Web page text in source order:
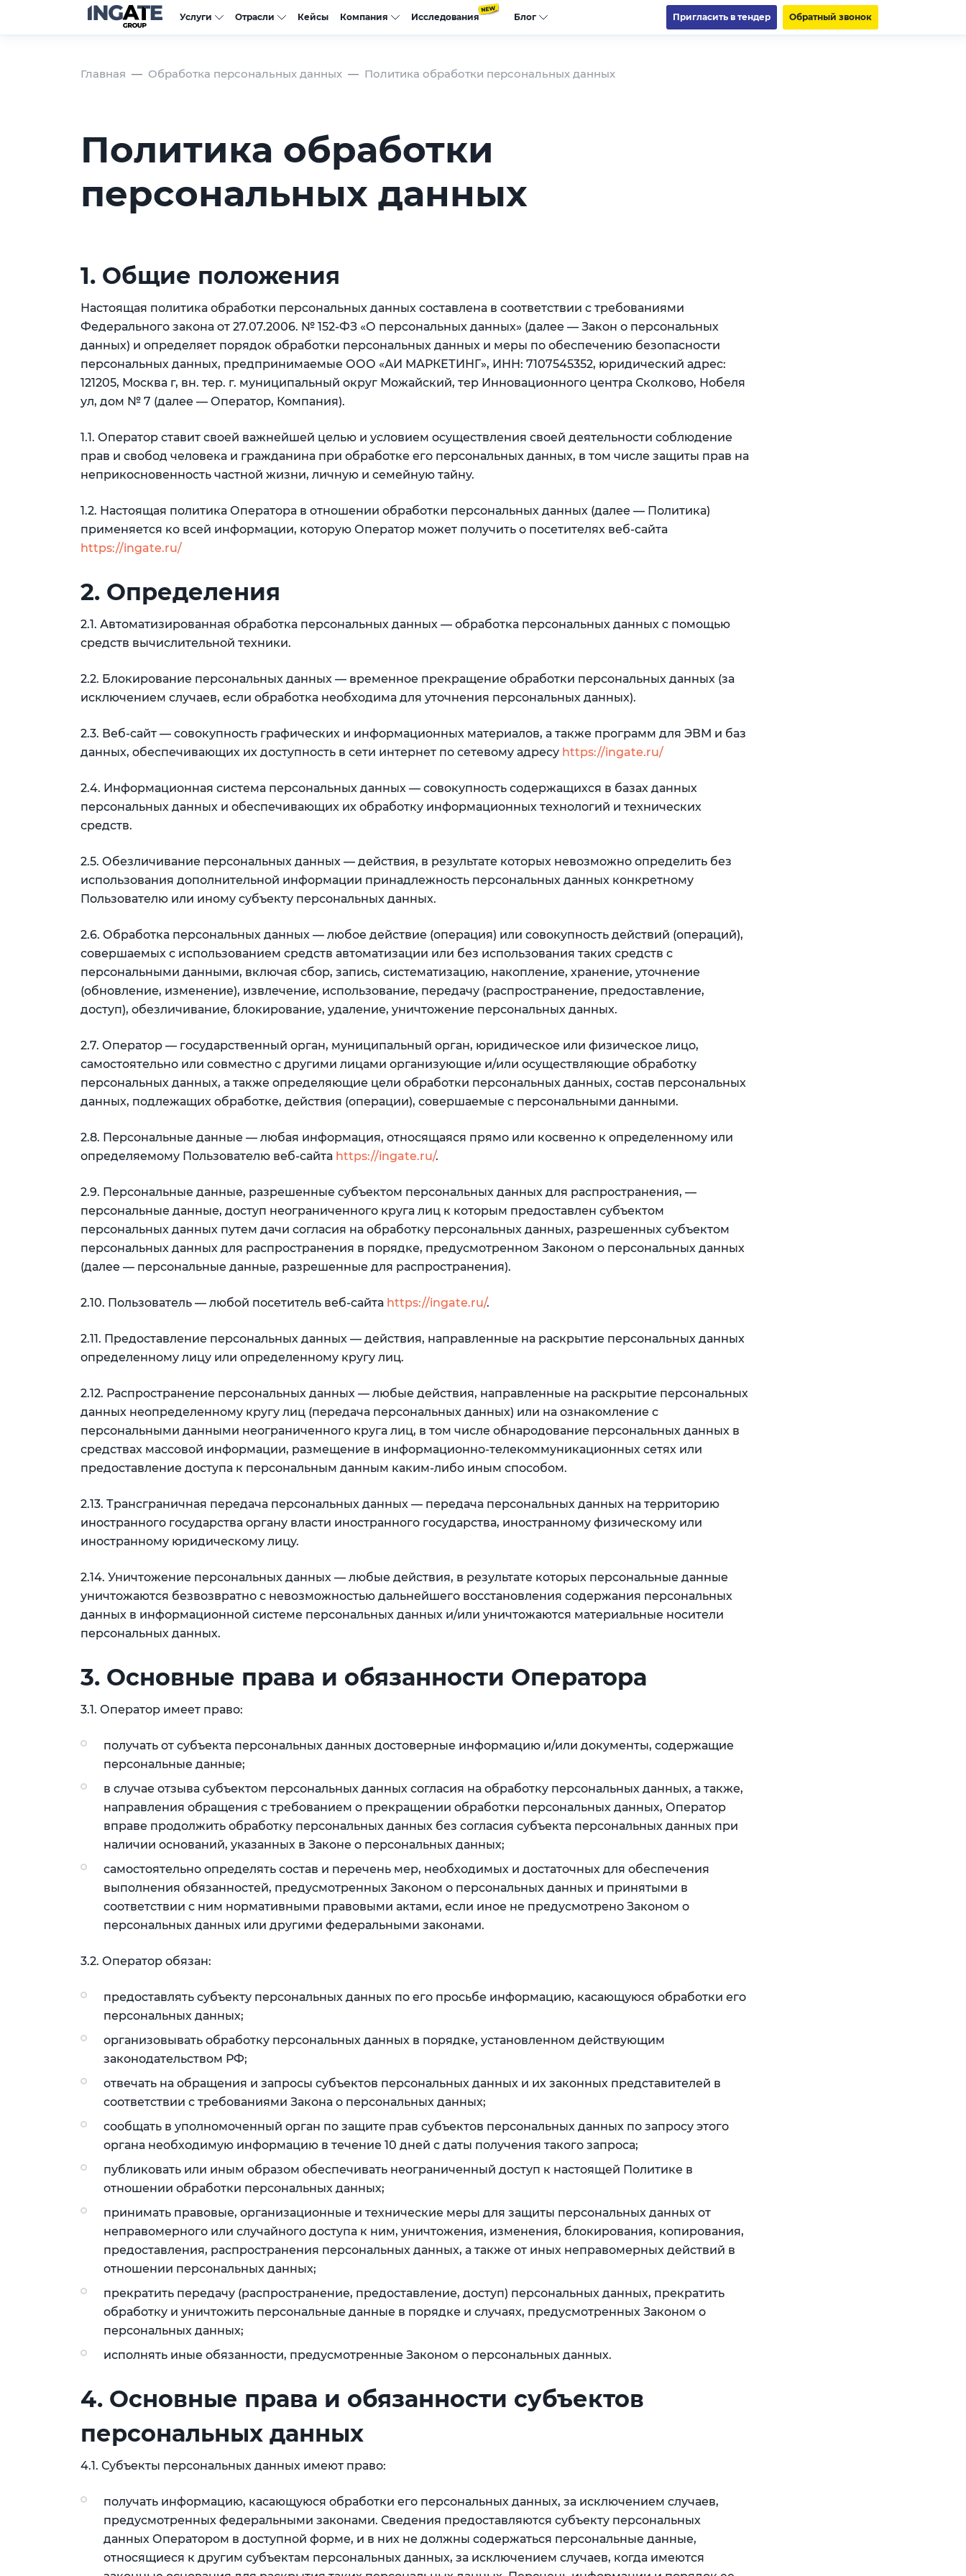
Услуги Отрасли Кейсы Компания Исследования Блог Пригласить в тендер Обратный звонок
Главная Обработка персональных данных Политика обработки персональных данных
Политика обработки
персональных данных
1. Общие положения
Настоящая политика обработки персональных данных составлена в соответствии с требованиями
Федерального закона от 27.07.2006. № 152-ФЗ «О персональных данных» (далее — Закон о персональных
данных) и определяет порядок обработки персональных данных и меры по обеспечению безопасности
персональных данных, предпринимаемые ООО «АИ МАРКЕТИНГ», ИНН: 7107545352, юридический адрес:
121205, Москва г, вн. тер. г. муниципальный округ Можайский, тер Инновационного центра Сколково, Нобеля
ул, дом № 7 (далее — Оператор, Компания).
1.1. Оператор ставит своей важнейшей целью и условием осуществления своей деятельности соблюдение
прав и свобод человека и гражданина при обработке его персональных данных, в том числе защиты прав на
неприкосновенность частной жизни, личную и семейную тайну.
1.2. Настоящая политика Оператора в отношении обработки персональных данных (далее — Политика)
применяется ко всей информации, которую Оператор может получить о посетителях веб-сайта
https://ingate.ru/
2. Определения
2.1. Автоматизированная обработка персональных данных — обработка персональных данных с помощью
средств вычислительной техники.
2.2. Блокирование персональных данных — временное прекращение обработки персональных данных (за
исключением случаев, если обработка необходима для уточнения персональных данных).
2.3. Веб-сайт — совокупность графических и информационных материалов, а также программ для ЭВМ и баз
данных, обеспечивающих их доступность в сети интернет по сетевому адресу https://ingate.ru/
2.4. Информационная система персональных данных — совокупность содержащихся в базах данных
персональных данных и обеспечивающих их обработку информационных технологий и технических
средств.
2.5. Обезличивание персональных данных — действия, в результате которых невозможно определить без
использования дополнительной информации принадлежность персональных данных конкретному
Пользователю или иному субъекту персональных данных.
2.6. Обработка персональных данных — любое действие (операция) или совокупность действий (операций),
совершаемых с использованием средств автоматизации или без использования таких средств с
персональными данными, включая сбор, запись, систематизацию, накопление, хранение, уточнение
(обновление, изменение), извлечение, использование, передачу (распространение, предоставление,
доступ), обезличивание, блокирование, удаление, уничтожение персональных данных.
2.7. Оператор — государственный орган, муниципальный орган, юридическое или физическое лицо,
самостоятельно или совместно с другими лицами организующие и/или осуществляющие обработку
персональных данных, а также определяющие цели обработки персональных данных, состав персональных
данных, подлежащих обработке, действия (операции), совершаемые с персональными данными.
2.8. Персональные данные — любая информация, относящаяся прямо или косвенно к определенному или
определяемому Пользователю веб-сайта https://ingate.ru/.
2.9. Персональные данные, разрешенные субъектом персональных данных для распространения, —
персональные данные, доступ неограниченного круга лиц к которым предоставлен субъектом
персональных данных путем дачи согласия на обработку персональных данных, разрешенных субъектом
персональных данных для распространения в порядке, предусмотренном Законом о персональных данных
(далее — персональные данные, разрешенные для распространения).
2.10. Пользователь — любой посетитель веб-сайта https://ingate.ru/.
2.11. Предоставление персональных данных — действия, направленные на раскрытие персональных данных
определенному лицу или определенному кругу лиц.
2.12. Распространение персональных данных — любые действия, направленные на раскрытие персональных
данных неопределенному кругу лиц (передача персональных данных) или на ознакомление с
персональными данными неограниченного круга лиц, в том числе обнародование персональных данных в
средствах массовой информации, размещение в информационно-телекоммуникационных сетях или
предоставление доступа к персональным данным каким-либо иным способом.
2.13. Трансграничная передача персональных данных — передача персональных данных на территорию
иностранного государства органу власти иностранного государства, иностранному физическому или
иностранному юридическому лицу.
2.14. Уничтожение персональных данных — любые действия, в результате которых персональные данные
уничтожаются безвозвратно с невозможностью дальнейшего восстановления содержания персональных
данных в информационной системе персональных данных и/или уничтожаются материальные носители
персональных данных.
3. Основные права и обязанности Оператора
3.1. Оператор имеет право:
получать от субъекта персональных данных достоверные информацию и/или документы, содержащие
персональные данные;
в случае отзыва субъектом персональных данных согласия на обработку персональных данных, а также,
направления обращения с требованием о прекращении обработки персональных данных, Оператор
вправе продолжить обработку персональных данных без согласия субъекта персональных данных при
наличии оснований, указанных в Законе о персональных данных;
самостоятельно определять состав и перечень мер, необходимых и достаточных для обеспечения
выполнения обязанностей, предусмотренных Законом о персональных данных и принятыми в
соответствии с ним нормативными правовыми актами, если иное не предусмотрено Законом о
персональных данных или другими федеральными законами.
3.2. Оператор обязан:
предоставлять субъекту персональных данных по его просьбе информацию, касающуюся обработки его
персональных данных;
организовывать обработку персональных данных в порядке, установленном действующим
законодательством РФ;
отвечать на обращения и запросы субъектов персональных данных и их законных представителей в
соответствии с требованиями Закона о персональных данных;
сообщать в уполномоченный орган по защите прав субъектов персональных данных по запросу этого
органа необходимую информацию в течение 10 дней с даты получения такого запроса;
публиковать или иным образом обеспечивать неограниченный доступ к настоящей Политике в
отношении обработки персональных данных;
принимать правовые, организационные и технические меры для защиты персональных данных от
неправомерного или случайного доступа к ним, уничтожения, изменения, блокирования, копирования,
предоставления, распространения персональных данных, а также от иных неправомерных действий в
отношении персональных данных;
прекратить передачу (распространение, предоставление, доступ) персональных данных, прекратить
обработку и уничтожить персональные данные в порядке и случаях, предусмотренных Законом о
персональных данных;
исполнять иные обязанности, предусмотренные Законом о персональных данных.
4. Основные права и обязанности субъектов
персональных данных
4.1. Субъекты персональных данных имеют право:
получать информацию, касающуюся обработки его персональных данных, за исключением случаев,
предусмотренных федеральными законами. Сведения предоставляются субъекту персональных
данных Оператором в доступной форме, и в них не должны содержаться персональные данные,
относящиеся к другим субъектам персональных данных, за исключением случаев, когда имеются